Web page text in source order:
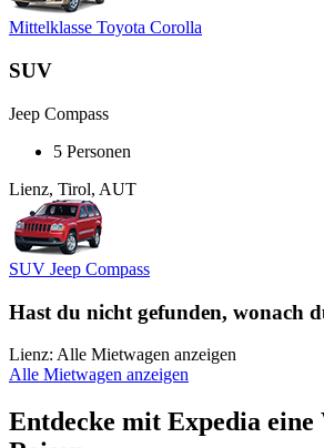
Mittelklasse Toyota Corolla
SUV
Jeep Compass
5 Personen
Lienz, Tirol, AUT
SUV Jeep Compass
Hast du nicht gefunden, wonach
Lienz: Alle Mietwagen anzeigen
Alle Mietwagen anzeigen
Entdecke mit Expedia